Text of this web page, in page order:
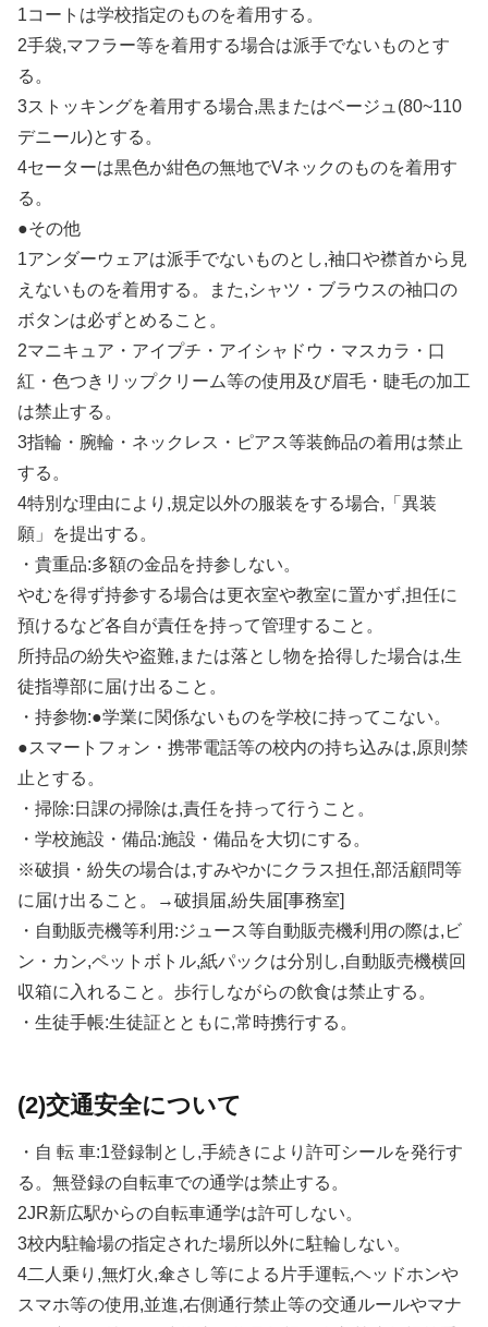
1コートは学校指定のものを着用する。
2手袋,マフラー等を着用する場合は派手でないものとす
る。
3ストッキングを着用する場合,黒またはベージュ(80~110
デニール)とする。
4セーターは黒色か紺色の無地でVネックのものを着用す
る。
●その他
1アンダーウェアは派手でないものとし,袖口や襟首から見
えないものを着用する。また,シャツ・ブラウスの袖口の
ボタンは必ずとめること。
2マニキュア・アイプチ・アイシャドウ・マスカラ・口
紅・色つきリップクリーム等の使用及び眉毛・睫毛の加工
は禁止する。
3指輪・腕輪・ネックレス・ピアス等装飾品の着用は禁止
する。
4特別な理由により,規定以外の服装をする場合,「異装
願」を提出する。
・貴重品:多額の金品を持参しない。
やむを得ず持参する場合は更衣室や教室に置かず,担任に
預けるなど各自が責任を持って管理すること。
所持品の紛失や盗難,または落とし物を拾得した場合は,生
徒指導部に届け出ること。
・持参物:●学業に関係ないものを学校に持ってこない。
●スマートフォン・携帯電話等の校内の持ち込みは,原則禁
止とする。
・掃除:日課の掃除は,責任を持って行うこと。
・学校施設・備品:施設・備品を大切にする。
※破損・紛失の場合は,すみやかにクラス担任,部活顧問等
に届け出ること。→破損届,紛失届[事務室]
・自動販売機等利用:ジュース等自動販売機利用の際は,ビ
ン・カン,ペットボトル,紙パックは分別し,自動販売機横回
収箱に入れること。歩行しながらの飲食は禁止する。
・生徒手帳:生徒証とともに,常時携行する。
(2)交通安全について
・自 転 車:1登録制とし,手続きにより許可シールを発行す
る。無登録の自転車での通学は禁止する。
2JR新広駅からの自転車通学は許可しない。
3校内駐輪場の指定された場所以外に駐輪しない。
4二人乗り,無灯火,傘さし等による片手運転,ヘッドホンや
スマホ等の使用,並進,右側通行禁止等の交通ルールやマナ